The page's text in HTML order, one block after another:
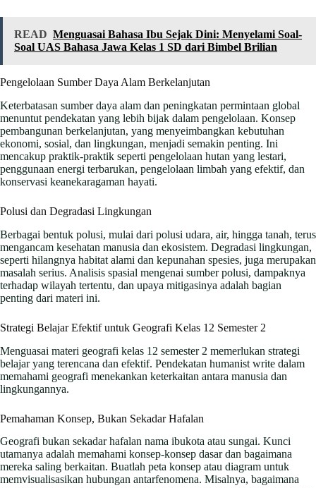
READ Menguasai Bahasa Ibu Sejak Dini: Menyelami Soal-
Soal UAS Bahasa Jawa Kelas 1 SD dari Bimbel Brilian
Pengelolaan Sumber Daya Alam Berkelanjutan
Keterbatasan sumber daya alam dan peningkatan permintaan global
menuntut pendekatan yang lebih bijak dalam pengelolaan. Konsep
pembangunan berkelanjutan, yang menyeimbangkan kebutuhan
ekonomi, sosial, dan lingkungan, menjadi semakin penting. Ini
mencakup praktik-praktik seperti pengelolaan hutan yang lestari,
penggunaan energi terbarukan, pengelolaan limbah yang efektif, dan
konservasi keanekaragaman hayati.
Polusi dan Degradasi Lingkungan
Berbagai bentuk polusi, mulai dari polusi udara, air, hingga tanah, terus
mengancam kesehatan manusia dan ekosistem. Degradasi lingkungan,
seperti hilangnya habitat alami dan kepunahan spesies, juga merupakan
masalah serius. Analisis spasial mengenai sumber polusi, dampaknya
terhadap wilayah tertentu, dan upaya mitigasinya adalah bagian
penting dari materi ini.
Strategi Belajar Efektif untuk Geografi Kelas 12 Semester 2
Menguasai materi geografi kelas 12 semester 2 memerlukan strategi
belajar yang terencana dan efektif. Pendekatan humanist write dalam
memahami geografi menekankan keterkaitan antara manusia dan
lingkungannya.
Pemahaman Konsep, Bukan Sekadar Hafalan
Geografi bukan sekadar hafalan nama ibukota atau sungai. Kunci
utamanya adalah memahami konsep-konsep dasar dan bagaimana
mereka saling berkaitan. Buatlah peta konsep atau diagram untuk
memvisualisasikan hubungan antarfenomena. Misalnya, bagaimana